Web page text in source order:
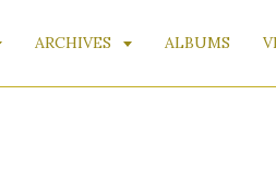
ARCHIVES ALBUMS